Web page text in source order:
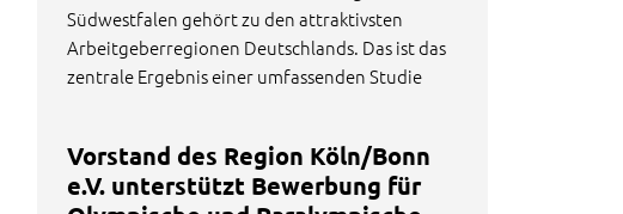
Südwestfalen gehört zu den attraktivsten
Arbeitgeberregionen Deutschlands. Das ist das
zentrale Ergebnis einer umfassenden Studie
Vorstand des Region Köln/Bonn
e.V. unterstützt Bewerbung für